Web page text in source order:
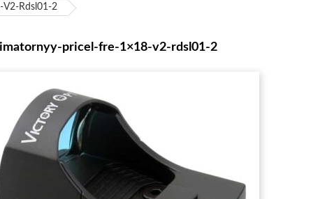
V2-Rdsl01-2
pricel-fre-1×18-v2-rdsl01-2